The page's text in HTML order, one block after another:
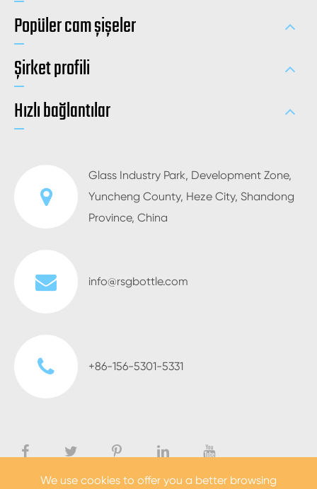
Popüler cam şişeler
Şirket profili
Hızlı bağlantılar
Glass Industry Park, Development Zone,
Yuncheng County, Heze City, Shandong
Province, China
info@rsgbottle.com
+86-156-5301-5331
We use cookies to offer you a better browsing